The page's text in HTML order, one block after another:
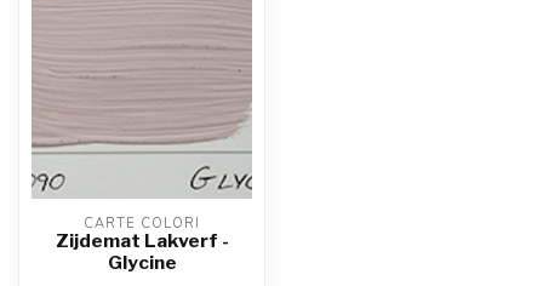
CARTE COLORI
Zijdemat Lakverf -
Glycine